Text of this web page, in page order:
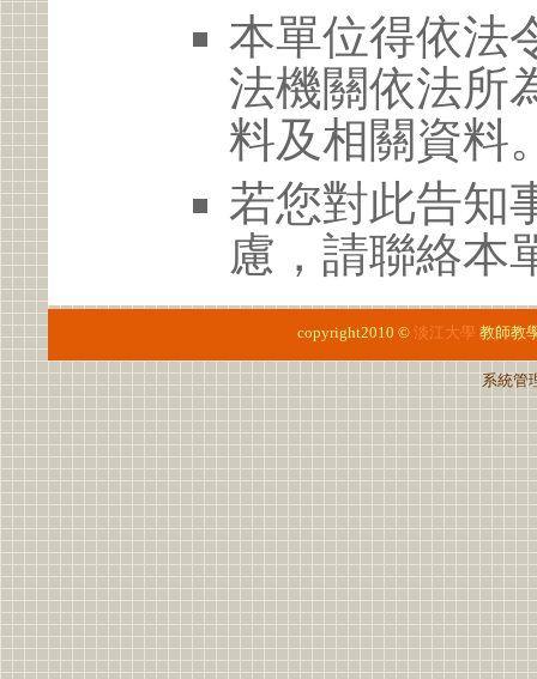
本單位得依法
法機關依法所
料及相關資料
若您對此告知
慮，請聯絡本
copyright2010 © 淡江大學 教師教
系統管